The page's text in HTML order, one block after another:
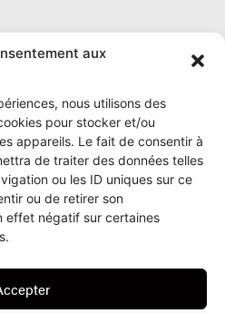
aux
nous utilisons des
pour stocker et/ou
appareils. Le fait de consentir à
de traiter des données telles
ou les ID uniques sur ce
ou de retirer son
effet négatif sur certaines